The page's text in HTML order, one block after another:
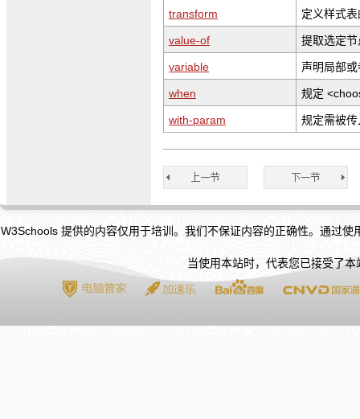
transform 定义样式
value-of 提取选定
variable 声明局部
when 规定
with-param 规定需被
W3Schools 提供的内容仅用于培训。我们不保证内容的正确性。通过
当使用本站时，代表您已接受了本